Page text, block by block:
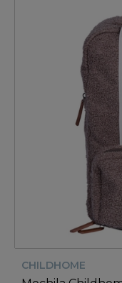
CHILDHOME